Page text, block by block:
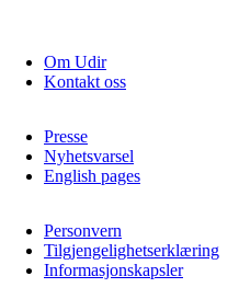
Om Udir
Kontakt oss
Presse
Nyhetsvarsel
English pages
Personvern
Tilgjengelighetserklæring
Informasjonskapsler